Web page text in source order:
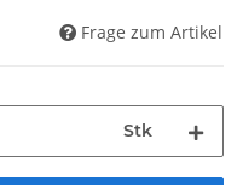
Frage zum Artikel
Stk